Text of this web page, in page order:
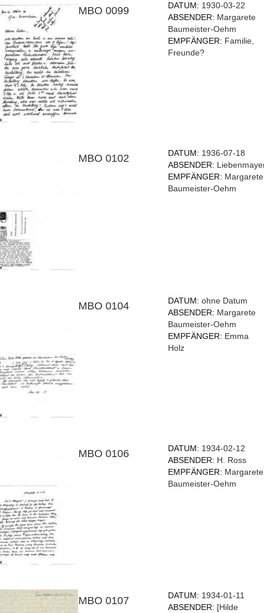
MBO 0099 DATUM: 1930-03-22
ABSENDER: Margarete
Baumeister-Oehm
EMPFÄNGER: Familie,
Freunde?
MBO 0102 DATUM: 1936-07-18
ABSENDER:
EMPFÄNGER: Margarete
Baumeister-Oehm
MBO 0104 DATUM:ohne Datum
ABSENDER: Margarete
Baumeister-Oehm
EMPFÄNGER: Emma
Holz
MBO 0106 DATUM: 1934-02-12
ABSENDER: H. Ross
EMPFÄNGER: Margarete
Baumeister-Oehm
MBO 0107 DATUM: 1934-01-11
ABSENDER: [Hilde